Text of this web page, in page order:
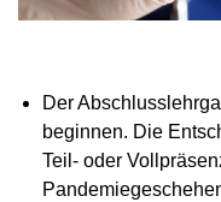
Der
beginnen. Die
Teil- oder